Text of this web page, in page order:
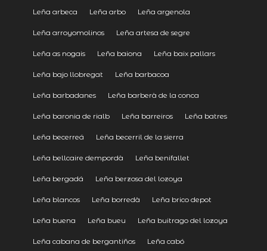
Leña arbeca Leña arbo Leña argenola
Leña arroyomolinos Leña artesa de segre
Leña as nogais Leña baiona Leña baix pallars
Leña bajo llobregat Leña barbacoa
Leña barbadanes Leña barberà de la conca
Leña baronia de rialb Leña barreiros Leña batres
Leña becerreá Leña becerril de la sierra
Leña bellcaire dempordà Leña benifallet
Leña bergadá Leña berzosa del lozoya
Leña blancos Leña borredà Leña brico depot
Leña buena Leña bueu Leña buitrago del lozoya
Leña cabana de bergantiños Leña cabó